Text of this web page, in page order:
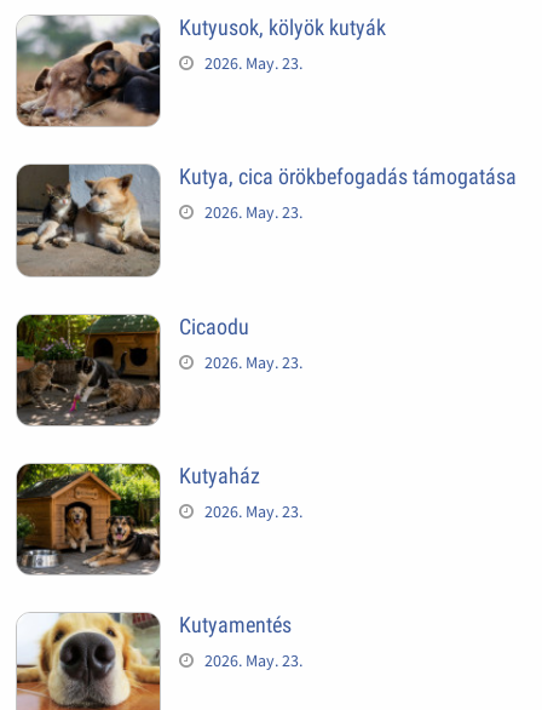
Kutyusok, kölyök kutyák
2026. May. 23.
Kutya, cica örökbefogadás támogatása
2026. May. 23.
Cicaodu
2026. May. 23.
Kutyaház
2026. May. 23.
Kutyamentés
2026. May. 23.